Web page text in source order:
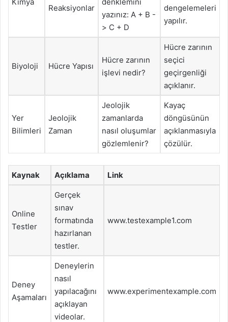
Reaksiyonlar
yazınız: A + B -
> C + D
dengelemeleri
yapılır.
Biyoloji Hücre Yapısı
Hücre zarının
işlevi nedir?
Hücre zarının
seçici
geçirgenliği
açıklanır.
Yer
Bilimleri
Jeolojik
Zaman
Jeolojik
zamanlarda
nasıl oluşumlar
gözlemlenir?
Kayaç
döngüsünün
açıklanmasıyla
çözülür.
Kaynak Açıklama Link
Online
Testler
Gerçek
sınav
formatında
hazırlanan
testler.
www.testexample1.com
Deney
Aşamaları
Deneylerin
nasıl
yapılacağını
açıklayan
videolar.
www.experimentexample.com